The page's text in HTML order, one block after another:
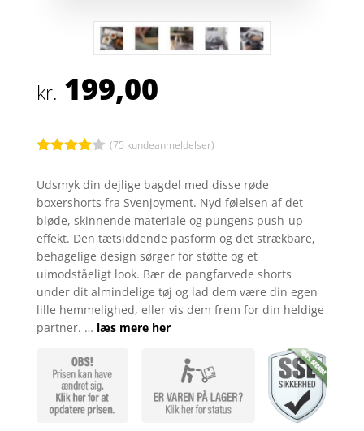
kr. 199,00
ud af 5
baseret
på
kundebed
ømmelse
r
(75 kundeanmeldelser)
Udsmyk din dejlige bagdel med disse røde
boxershorts fra Svenjoyment. Nyd følelsen af det
bløde, skinnende materiale og pungens push-up
effekt. Den tætsiddende pasform og det strækbare,
behagelige design sørger for støtte og et
uimodståeligt look. Bær de pangfarvede shorts
under dit almindelige tøj og lad dem være din egen
lille hemmelighed, eller vis dem frem for din heldige
partner. … læs mere her